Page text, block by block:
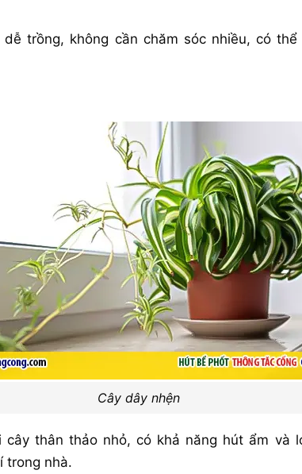
trồng, không cần chăm sóc nhiều, có
Cây dây nhện
cây thân thảo nhỏ, có khả năng hút ẩm và
trong nhà.